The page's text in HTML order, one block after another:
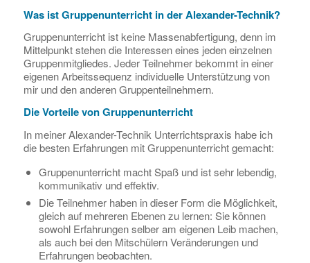
Was ist Gruppenunterricht in der Alexander-Technik?
Gruppenunterricht ist keine Massenabfertigung, denn im
Mittelpunkt stehen die Interessen eines jeden einzelnen
Gruppenmitgliedes. Jeder Teilnehmer bekommt in einer
eigenen Arbeitssequenz individuelle Unterstützung von
mir und den anderen Gruppenteilnehmern.
Die Vorteile von Gruppenunterricht
In meiner Alexander-Technik Unterrichtspraxis habe ich
die besten Erfahrungen mit Gruppenunterricht gemacht:
Gruppenunterricht macht Spaß und ist sehr lebendig,
kommunikativ und effektiv.
Die Teilnehmer haben in dieser Form die Möglichkeit,
gleich auf mehreren Ebenen zu lernen: Sie können
sowohl Erfahrungen selber am eigenen Leib machen,
als auch bei den Mitschülern Veränderungen und
Erfahrungen beobachten.